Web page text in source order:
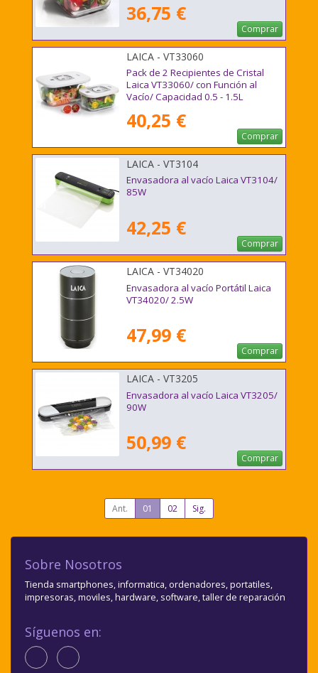
36,75 €
Comprar
LAICA - VT33060
Pack de 2 Recipientes de Cristal
Laica VT33060/ con Función al
Vacío/ Capacidad 0.5 - 1.5L
40,25 €
Comprar
LAICA - VT3104
Envasadora al vacío Laica VT3104/
85W
42,25 €
Comprar
LAICA - VT34020
Envasadora al vacío Portátil Laica
VT34020/ 2.5W
47,99 €
Comprar
LAICA - VT3205
Envasadora al vacío Laica VT3205/
90W
50,99 €
Comprar
Ant. 01 02 Sig.
Sobre Nosotros
Tienda smartphones, informatica, ordenadores, portatiles,
impresoras, moviles, hardware, software, taller de reparación
Síguenos en: